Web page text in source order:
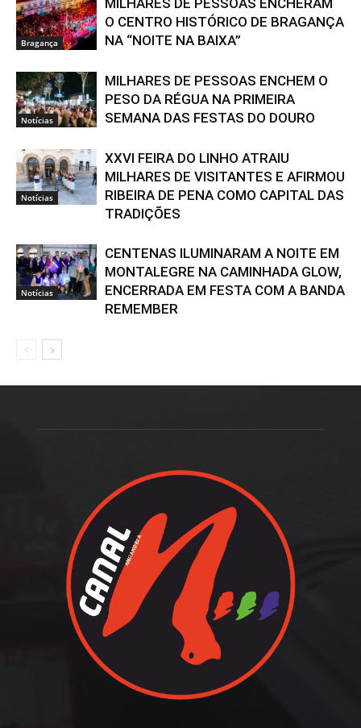
Bragança
MILHARES DE PESSOAS ENCHERAM
O CENTRO HISTÓRICO DE BRAGANÇA
NA “NOITE NA BAIXA”
Notícias
MILHARES DE PESSOAS ENCHEM O
PESO DA RÉGUA NA PRIMEIRA
SEMANA DAS FESTAS DO DOURO
Notícias
XXVI FEIRA DO LINHO ATRAIU
MILHARES DE VISITANTES E AFIRMOU
RIBEIRA DE PENA COMO CAPITAL DAS
TRADIÇÕES
Notícias
CENTENAS ILUMINARAM A NOITE EM
MONTALEGRE NA CAMINHADA GLOW,
ENCERRADA EM FESTA COM A BANDA
REMEMBER